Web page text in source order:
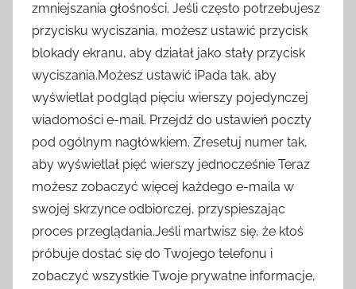
zmniejszania głośności. Jeśli często potrzebujesz
przycisku wyciszania, możesz ustawić przycisk
blokady ekranu, aby działał jako stały przycisk
wyciszania.Możesz ustawić iPada tak, aby
wyświetlał podgląd pięciu wierszy pojedynczej
wiadomości e-mail. Przejdź do ustawień poczty
pod ogólnym nagłówkiem. Zresetuj numer tak,
aby wyświetlał pięć wierszy jednocześnie Teraz
możesz zobaczyć więcej każdego e-maila w
swojej skrzynce odbiorczej, przyspieszając
proces przeglądania.Jeśli martwisz się, że ktoś
próbuje dostać się do Twojego telefonu i
zobaczyć wszystkie Twoje prywatne informacje,